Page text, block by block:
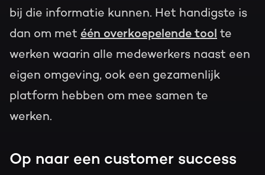
bij die informatie kunnen. Het handigste is
dan om met één overkoepelende tool te
werken waarin alle medewerkers naast een
eigen omgeving, ook een gezamenlijk
platform hebben om mee samen te
werken.
Op naar een customer success